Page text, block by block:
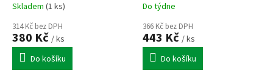
Skladem (1 ks)
314 Kč bez DPH
380 Kč / ks
Do košíku
balení
Do týdne
366 Kč bez DPH
443 Kč / ks
Do košíku